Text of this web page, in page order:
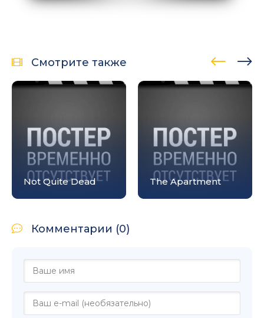
Смотрите также
Not Quite Dead The Apartment
Комментарии (0)